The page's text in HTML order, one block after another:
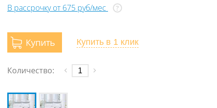
В рассрочку от 675 руб/мес ?
Купить Купить в 1 клик
Количество: